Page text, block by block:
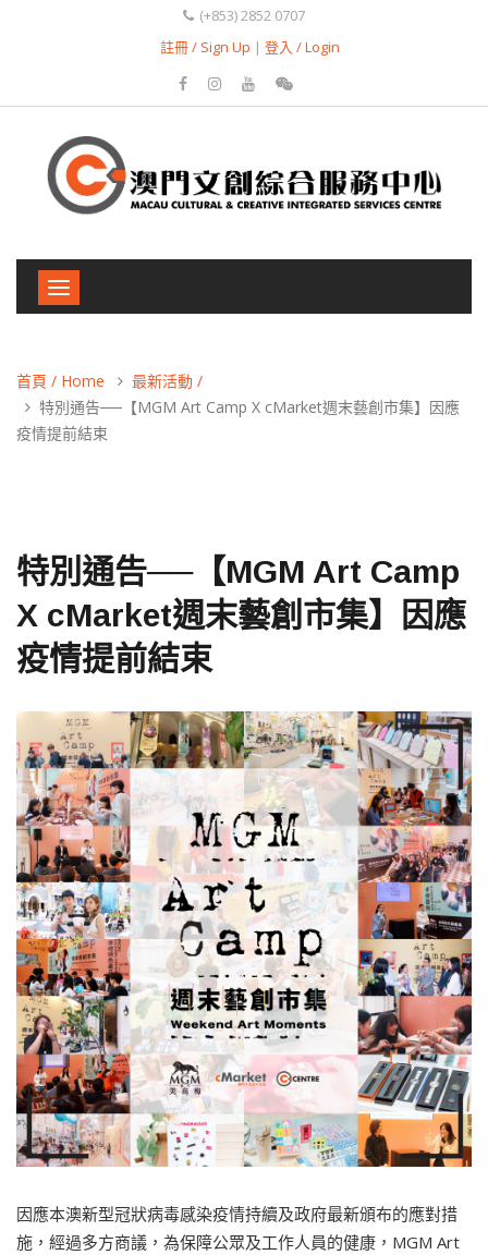
(+853) 2852 0707
註冊 / Sign Up | 登入 / Login
Toggle
navigation
首頁 / Home
最新活動 /
特別通告──【MGM Art Camp X cMarket週末藝創市集】因應
疫情提前結束
特別通告──【MGM Art Camp
X cMarket週末藝創市集】因應
疫情提前結束
因應本澳新型冠狀病毒感染疫情持續及政府最新頒布的應對措
施，經過多方商議，為保障公眾及工作人員的健康，MGM Art